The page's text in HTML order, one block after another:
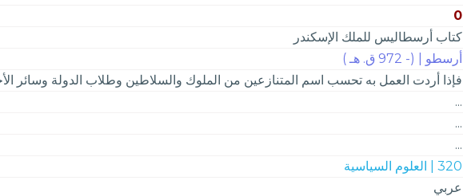
0
كتاب أرسطاليس للملك الإسكندر
أرسطو | (- 972 ق. هـ )
فإذا أردت العمل به تحسب اسم المتنازعين من الملوك والسلاطين وطلاب الدولة وسائر
...
...
...
320 | العلوم السياسية
عربي